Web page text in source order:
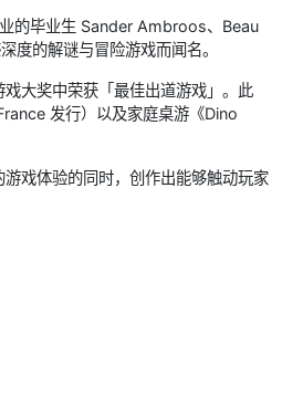
的毕业生 Sander Ambroos、Beau
的解谜与冒险游戏而闻名。
大奖中荣获「最佳出道游戏」。此
发行）以及家庭桌游《Dino
戏体验的同时，创作出能够触动玩家